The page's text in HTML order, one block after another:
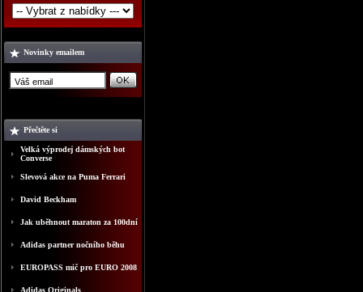
Novinky emailem
Přečtěte si
Velká výprodej dámských bot
Converse
Slevová akce na Puma Ferrari
David Beckham
Jak uběhnout maraton za 100dní
Adidas partner nočního běhu
EUROPASS mič pro EURO 2008
Adidas Originals